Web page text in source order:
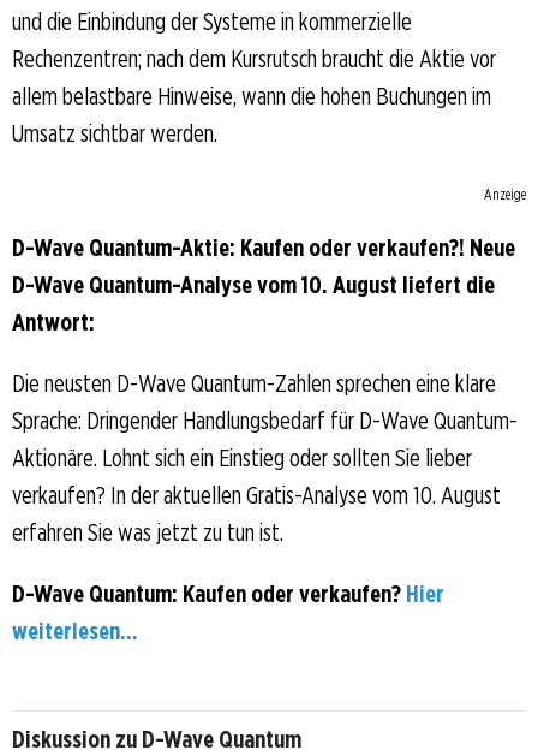
und die Einbindung der Systeme in kommerzielle
Rechenzentren; nach dem Kursrutsch braucht die Aktie vor
allem belastbare Hinweise, wann die hohen Buchungen im
Umsatz sichtbar werden.
Anzeige
D-Wave Quantum-Aktie: Kaufen oder verkaufen?! Neue
D-Wave Quantum-Analyse vom 10. August liefert die
Antwort:
Die neusten D-Wave Quantum-Zahlen sprechen eine klare
Sprache: Dringender Handlungsbedarf für D-Wave Quantum-
Aktionäre. Lohnt sich ein Einstieg oder sollten Sie lieber
verkaufen? In der aktuellen Gratis-Analyse vom 10. August
erfahren Sie was jetzt zu tun ist.
D-Wave Quantum: Kaufen oder verkaufen? Hier
weiterlesen...
Diskussion zu D-Wave Quantum